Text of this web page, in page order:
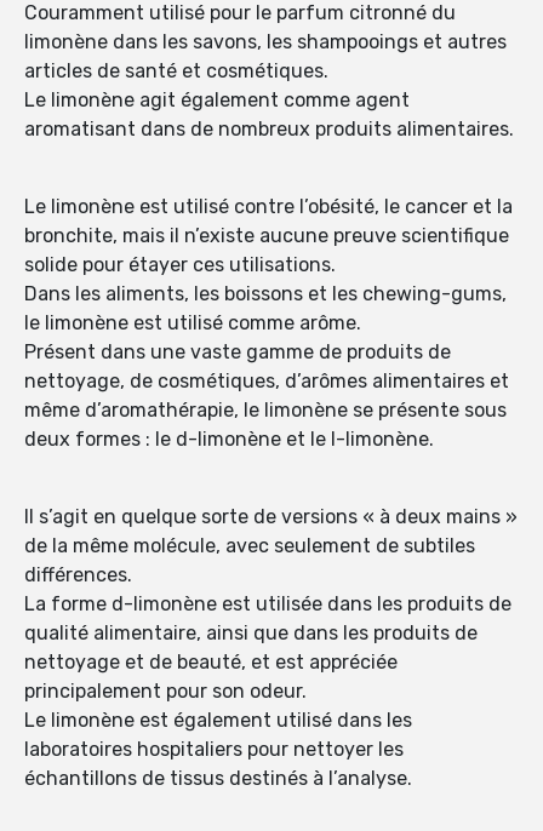
Couramment utilisé pour le parfum citronné du
limonène dans les savons, les shampooings et autres
articles de santé et cosmétiques.
Le limonène agit également comme agent
aromatisant dans de nombreux produits alimentaires.
Le limonène est utilisé contre l’obésité, le cancer et la
bronchite, mais il n’existe aucune preuve scientifique
solide pour étayer ces utilisations.
Dans les aliments, les boissons et les chewing-gums,
le limonène est utilisé comme arôme.
Présent dans une vaste gamme de produits de
nettoyage, de cosmétiques, d’arômes alimentaires et
même d’aromathérapie, le limonène se présente sous
deux formes : le d-limonène et le l-limonène.
Il s’agit en quelque sorte de versions « à deux mains »
de la même molécule, avec seulement de subtiles
différences.
La forme d-limonène est utilisée dans les produits de
qualité alimentaire, ainsi que dans les produits de
nettoyage et de beauté, et est appréciée
principalement pour son odeur.
Le limonène est également utilisé dans les
laboratoires hospitaliers pour nettoyer les
échantillons de tissus destinés à l’analyse.